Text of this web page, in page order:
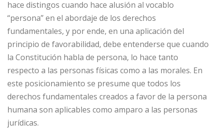
hace distingos cuando hace alusión al vocablo
“persona” en el abordaje de los derechos
fundamentales, y por ende, en una aplicación del
principio de favorabilidad, debe entenderse que cuando
la Constitución habla de persona, lo hace tanto
respecto a las personas físicas como a las morales. En
este posicionamiento se presume que todos los
derechos fundamentales creados a favor de la persona
humana son aplicables como amparo a las personas
jurídicas.